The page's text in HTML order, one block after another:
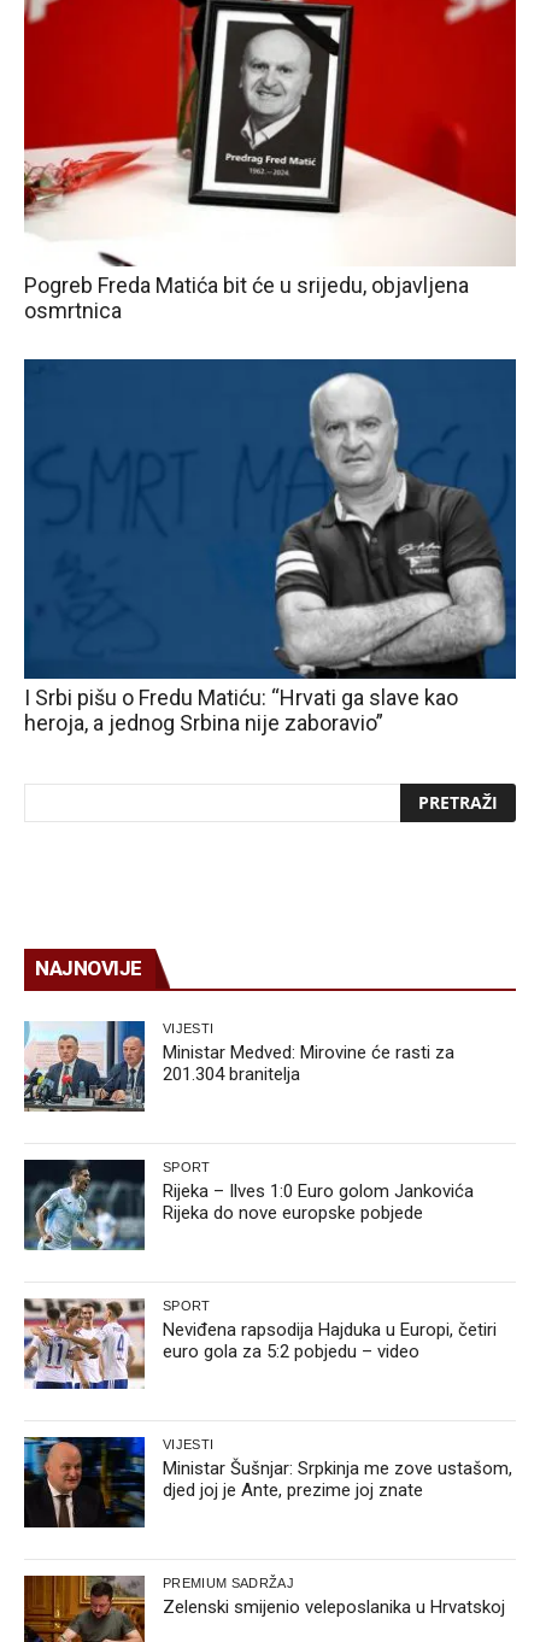
Pogreb Freda Matića bit će u srijedu, objavljena
osmrtnica
I Srbi pišu o Fredu Matiću: “Hrvati ga slave kao
heroja, a jednog Srbina nije zaboravio”
NAJNOVIJE
VIJESTI
Ministar Medved: Mirovine će rasti za
201.304 branitelja
SPORT
Rijeka – Ilves 1:0 Euro golom Jankovića
Rijeka do nove europske pobjede
SPORT
Neviđena rapsodija Hajduka u Europi, četiri
euro gola za 5:2 pobjedu – video
VIJESTI
Ministar Šušnjar: Srpkinja me zove ustašom,
djed joj je Ante, prezime joj znate
PREMIUM SADRŽAJ
Zelenski smijenio veleposlanika u Hrvatskoj